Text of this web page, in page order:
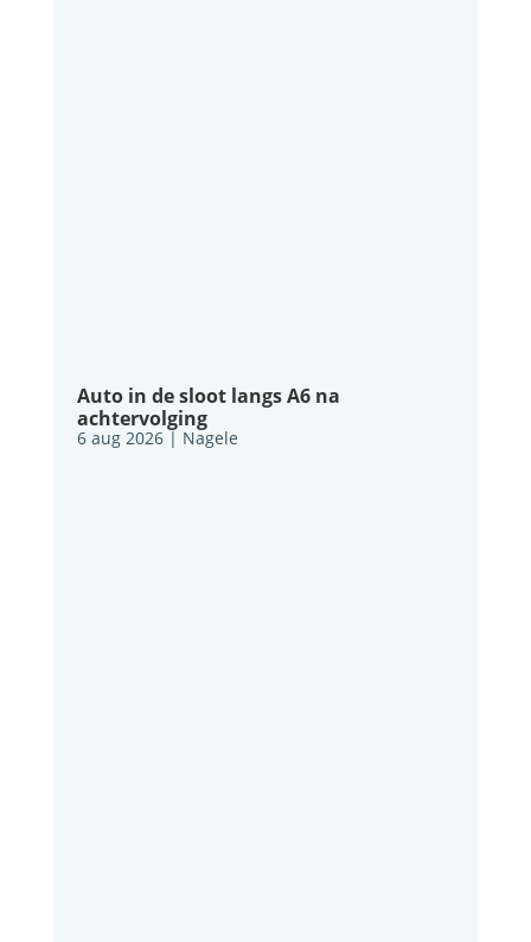
Auto in de sloot langs A6 na
achtervolging
6 aug 2026| Nagele